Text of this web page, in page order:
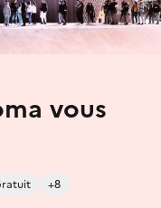
vous
+8